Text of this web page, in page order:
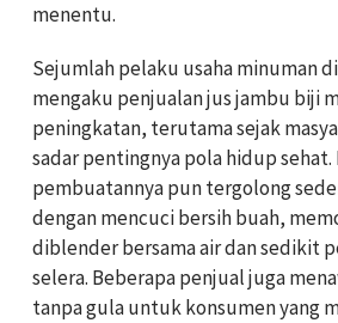
menentu.
Sejumlah pelaku usaha minuman
mengaku penjualan jus jambu biji
peningkatan, terutama sejak
sadar pentingnya pola hidup sehat.
pembuatannya pun tergolong
dengan mencuci bersih buah,
diblender bersama air dan sedikit
selera. Beberapa penjual juga
tanpa gula untuk konsumen yang